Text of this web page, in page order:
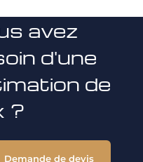
avez
d'une
de
?
Demande de devis